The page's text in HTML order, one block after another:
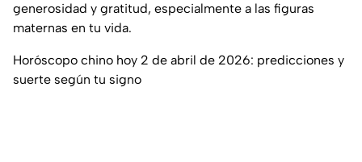
generosidad y gratitud, especialmente a las figuras
maternas en tu vida.
Horóscopo chino hoy 2 de abril de 2026: predicciones y
suerte según tu signo